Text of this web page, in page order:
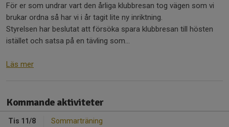
För er som undrar vart den årliga klubbresan tog vägen som vi
brukar ordna så har vi i år tagit lite ny inriktning.
Styrelsen har beslutat att försöka spara klubbresan till hösten
istället och satsa på en tävling som...
Läs mer
Kommande aktiviteter
Tis 11/8 Sommarträning